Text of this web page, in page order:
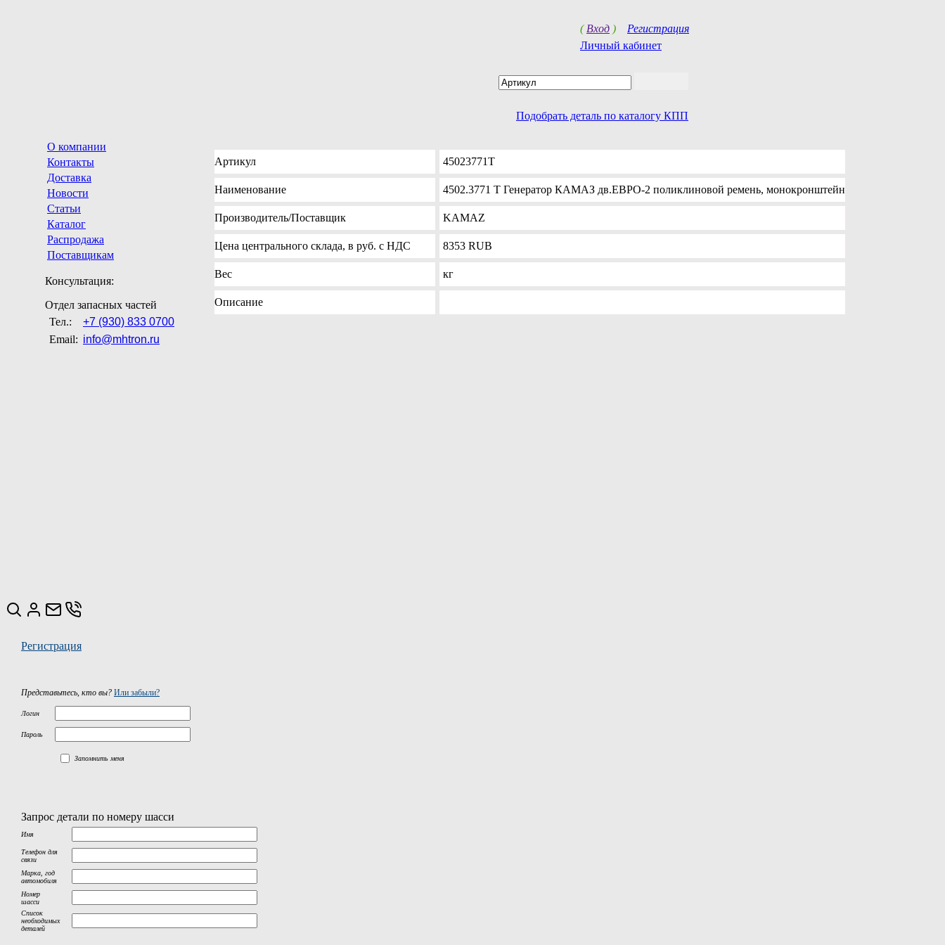
( Вход ) Регистрация
Личный кабинет
Подобрать деталь по каталогу КПП
О компании
Контакты
Доставка
Новости
Статьи
Каталог
Распродажа
Поставщикам
Консультация:
Отдел запасных частей
Тел.:
+7 (930) 833 0700
Email: info@mhtron.ru
Артикул 45023771Т
Наименование 4502.3771 Т Генератор КАМАЗ дв.ЕВРО-2 поликлиновой ремень, монокронштейн
Производитель/Поставщик KAMAZ
Цена центрального склада, в руб. с НДС 8353 RUB
Вес кг
Описание
Регистрация
Представьтесь, кто вы? Или забыли?
Логин
Пароль
Запомнить меня
Запрос детали по номеру шасси
Имя
Телефон для
связи
Марка, год
автомобиля
Номер
шасси
Список
необходимых
деталей